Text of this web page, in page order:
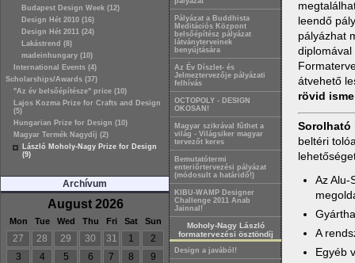
Budapest Design Week (12)
Design Hét 2010 (16)
Design Hét 2011 (24)
Lakástrend (8)
madeinhungary (10)
International Events (4)
Scholarships/Awards (37)
"Az év belsőépítésze" price (10)
Lajos Kozma Prize for Crafts and Design
(5)
Hungarian Prize for Design (10)
Magyar Termék Nagydíj (2)
László Moholy-Nagy Prize for Design
(9)
Archívum
August 2026
Mon Tue Wed Thu Fri Sat Sun
27 28 29 30 31 1
2
3
4 5 6 7 8
9
Pályázat a Buddhista
Meditációs Központ
belsőépítész pályázat
látványterveinek
benyújtására
Az Év Díszlet- és
Jelmeztervezője pályázati
felhívás
OCTOPOLY - DESIGN
OKOSAN!
Magyar szikrával fűthet a
világ - Világsiker magyar
tervezőt keres
Bemutatótermi
enteriőrtervezési pályázat
(módosult a határidő!)
KIBU-WAMP Designer
Challenge 2011 Anab
Jainnal!
Moholy-Nagy László
formatervezési ösztöndíj
Design a javából!
leendő
pályázhat
diplomával
átvehető
rövid
Sorolható
beltéri
Az Alu-
A
Egyéb